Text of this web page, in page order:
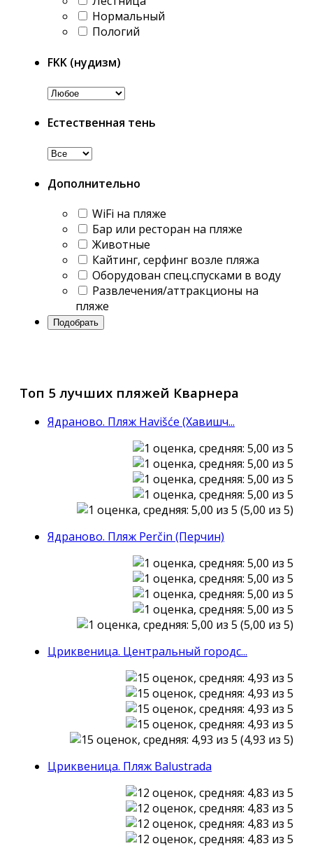
Нормальный
Пологий
FKK (нудизм)
Естественная тень
Дополнительно
WiFi на пляже
Бар или ресторан на пляже
Животные
Кайтинг, серфинг возле пляжа
Оборудован спец.спусками в воду
Развлечения/аттракционы на
пляже
Топ 5 лучших пляжей Кварнера
Ядраново. Пляж Havišće (Хавишч...
(5,00 из 5)
Ядраново. Пляж Perčin (Перчин)
(5,00 из 5)
Цриквеница. Центральный городс...
(4,93 из 5)
Цриквеница. Пляж Balustrada